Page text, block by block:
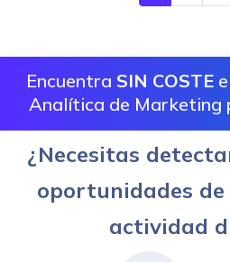
Encuentra SIN COSTE
Analítica de Marketing
¿Necesitas
oportunidades
actividad